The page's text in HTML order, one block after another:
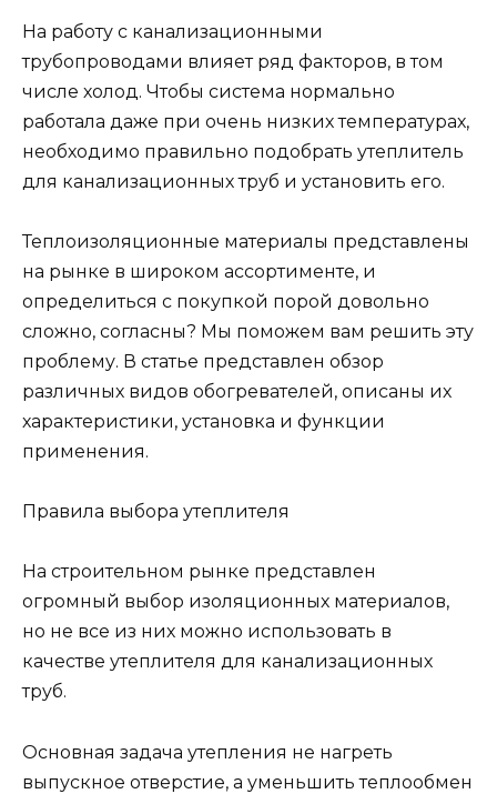
На работу с канализационными
трубопроводами влияет ряд факторов, в том
числе холод. Чтобы система нормально
работала даже при очень низких температурах,
необходимо правильно подобрать утеплитель
для канализационных труб и установить его.
Теплоизоляционные материалы представлены
на рынке в широком ассортименте, и
определиться с покупкой порой довольно
сложно, согласны? Мы поможем вам решить эту
проблему. В статье представлен обзор
различных видов обогревателей, описаны их
характеристики, установка и функции
применения.
Правила выбора утеплителя
На строительном рынке представлен
огромный выбор изоляционных материалов,
но не все из них можно использовать в
качестве утеплителя для канализационных
труб.
Основная задача утепления не нагреть
выпускное отверстие, а уменьшить теплообмен